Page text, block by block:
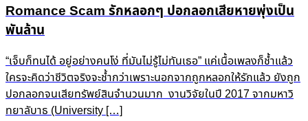
Romance Scam รักหลอกๆ ปอกลอกเสียหายพุ่งเป็น
พันล้าน
“เจ็บก็ทนได้ อยู่อย่างคนโง่ ที่มันไม่รู้ไม่ทันเธอ” แค่เนื้อเพลงก็ช้ำแล้ว
ใครจะคิดว่าชีวิตจริงจะช้ำกว่าเพราะนอกจากถูกหลอกให้รักแล้ว ยังถูก
ปอกลอกจนเสียทรัพย์สินจำนวนมาก งานวิจัยในปี 2017 จากมหาวิ
ทยาลับาธ (University […]